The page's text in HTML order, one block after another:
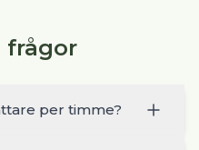
frågor
per timme?